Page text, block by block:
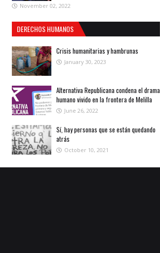
November 02, 2022
DERECHOS HUMANOS
Crisis humanitarias y hambrunas
January 30, 2023
Alternativa Republicana condena el drama
humano vivido en la frontera de Melilla
June 26, 2022
Sí, hay personas que se están quedando
atrás
October 10, 2021